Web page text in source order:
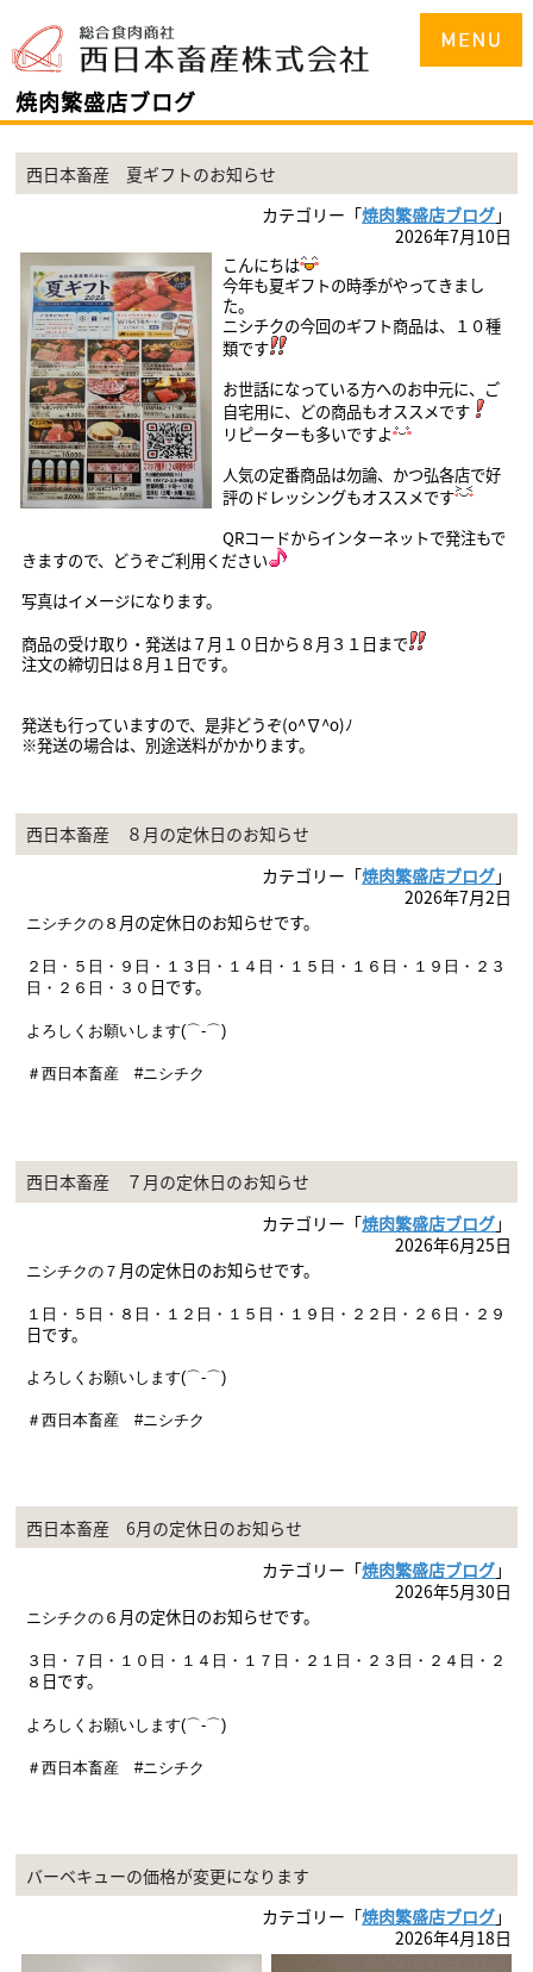
焼肉繁盛店ブログ
西日本畜産 夏ギフトのお知らせ
カテゴリー「焼肉繁盛店ブログ」
2026年7月10日
こんにちは
今年も夏ギフトの時季がやってきまし
た。
ニシチクの今回のギフト商品は、１０種
類です
お世話になっている方へのお中元に、ご
自宅用に、どの商品もオススメです
リピーターも多いですよ
人気の定番商品は勿論、 かつ弘各店で好
評のドレッシングもオススメです
QRコードからインターネットで発注もで
きますので、どうぞご利用ください
写真はイメージになります。
商品の受け取り・発送は７月１０ 日から８月３１日まで
注文の締切日は８月１日です。
発送も行っていますので、是非どうぞ(o^∇^o)ﾉ
※発送の場合は、別途送料がかかります。
西日本畜産 ８月の定休日のお知らせ
カテゴリー「焼肉繁盛店ブログ」
2026年7月2日
ニシチクの８ 月の定休日のお知らせです。
２日・５日・９ 日・１３日・１４日・１５日・１６日・１９ 日・２３
日・２６日・３０ 日です。
よろしくお願いします(⌒-⌒)
＃西日本畜産 #ニシチク
西日本畜産 ７月の定休日のお知らせ
カテゴリー「焼肉繁盛店ブログ」
2026年6月25日
ニシチクの７ 月の定休日のお知らせです。
１日・５日・８ 日・１２日・１５日・１９ 日・２２日・２６日・２９
日です。
よろしくお願いします(⌒-⌒)
＃西日本畜産 #ニシチク
西日本畜産 6月の定休日のお知らせ
カテゴリー「焼肉繁盛店ブログ」
2026年5月30日
ニシチクの６ 月の定休日のお知らせです。
３日・７日・１０ 日・１４日・１７日・２１ 日・２３日・２４日・２
８ 日です。
よろしくお願いします(⌒-⌒)
＃西日本畜産 #ニシチク
バーベキューの価格が変更になります
カテゴリー「焼肉繁盛店ブログ」
2026年4月18日